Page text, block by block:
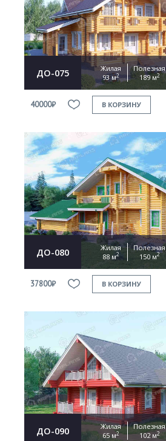
ДО-075
Жилая
93 м2
Полезная
189 м2
40000₽ В КОРЗИНУ
ДО-080
Жилая
88 м2
Полезная
150 м2
37800₽ В КОРЗИНУ
ДО-090
Жилая
65 м2
Полезная
102 м2